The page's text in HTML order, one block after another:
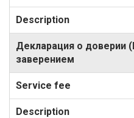
Декларация о доверии
заверением